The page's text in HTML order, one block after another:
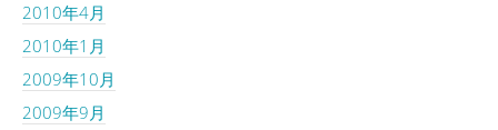
2010年4月
2010年1月
2009年10月
2009年9月